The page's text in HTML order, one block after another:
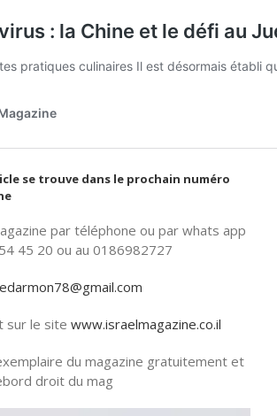
se trouve dans le prochain numéro
par téléphone ou par whats app
45 20 ou au 0186982727
sur le site www.israelmagazine.co.il
du magazine gratuitement et
droit du mag